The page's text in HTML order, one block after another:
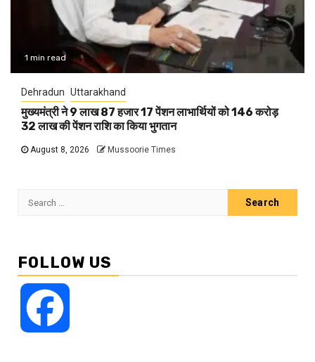
1 min read
Dehradun Uttarakhand
मुख्यमंत्री ने 9 लाख 87 हजार 17 पेंशन लाभार्थियों को 146 करोड़
32 लाख की पेंशन राशि का किया भुगतान
August 8, 2026 Mussoorie Times
Search
FOLLOW US